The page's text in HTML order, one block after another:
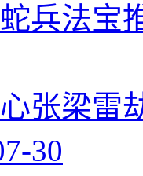
兵法宝
张梁雷
30